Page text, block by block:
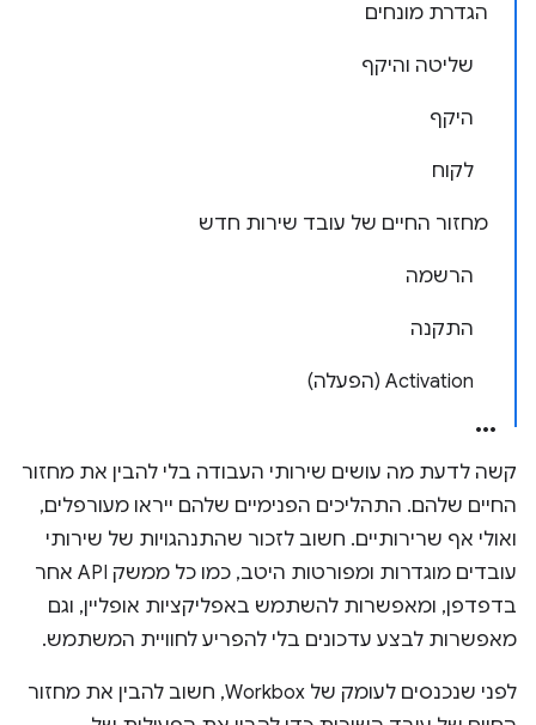
הגדרת מונחים
שליטה והיקף
היקף
לקוח
מחזור החיים של עובד שירות חדש
הרשמה
התקנה
Activation (הפעלה)
קשה לדעת מה עושים שירותי העבודה בלי להבין את מחזור
החיים שלהם. התהליכים הפנימיים שלהם ייראו מעורפלים,
ואולי אף שרירותיים. חשוב לזכור שהתנהגויות של שירותי
עובדים מוגדרות ומפורטות היטב, כמו כל ממשק API אחר
בדפדפן, ומאפשרות להשתמש באפליקציות אופליין, וגם
מאפשרות לבצע עדכונים בלי להפריע לחוויית המשתמש.
לפני שנכנסים לעומק של Workbox, חשוב להבין את מחזור